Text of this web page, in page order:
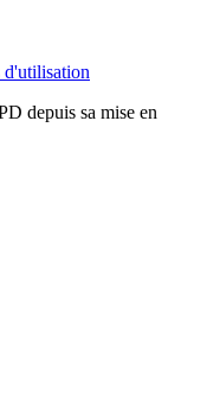
depuis sa mise en